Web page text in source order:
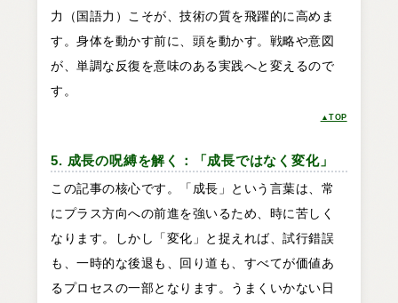
力（国語力）こそが、技術の質を飛躍的に高めま
す。身体を動かす前に、頭を動かす。戦略や意図
が、単調な反復を意味のある実践へと変えるので
す。
▲TOP
5. 成長の呪縛を解く：「成長ではなく変化」
この記事の核心です。「成長」という言葉は、常
にプラス方向への前進を強いるため、時に苦しく
なります。しかし「変化」と捉えれば、試行錯誤
も、一時的な後退も、回り道も、すべてが価値あ
るプロセスの一部となります。うまくいかない日